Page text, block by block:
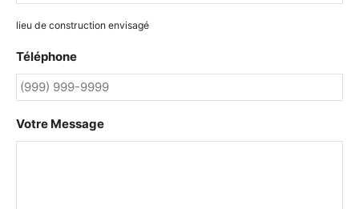
lieu de construction envisagé
Téléphone
Votre Message